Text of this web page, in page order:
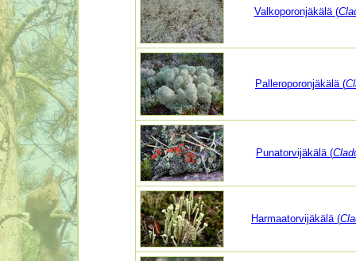
Valkoporonjäkälä (
Palleroporonjäkälä (
Punatorvijäkälä (
Harmaatorvijäkälä (